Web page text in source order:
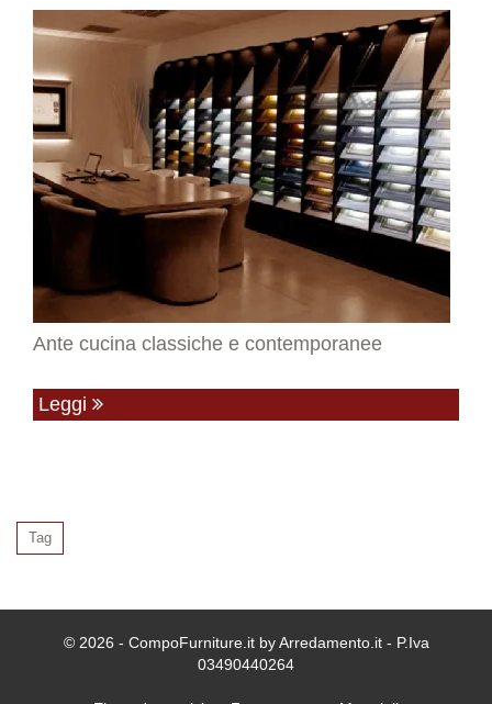
Ante cucina classiche e contemporanee
Leggi
Tag
© 2026 - CompoFurniture.it by Arredamento.it - P.Iva
03490440264